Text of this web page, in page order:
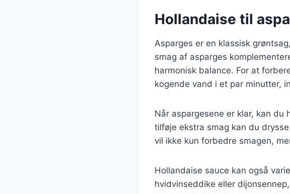
Hollandaise til
Asparges er en klassisk
smag af asparges
harmonisk balance. For at
kogende vand i et par minutter,
Når aspargesene er klar, kan
tilføje ekstra smag kan du
vil ikke kun forbedre smagen,
Hollandaise sauce kan også
hvidvinseddike eller